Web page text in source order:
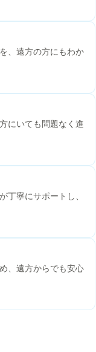
、遠方の方にもわか
にいても問題なく進
丁寧にサポートし、
、遠方からでも安心